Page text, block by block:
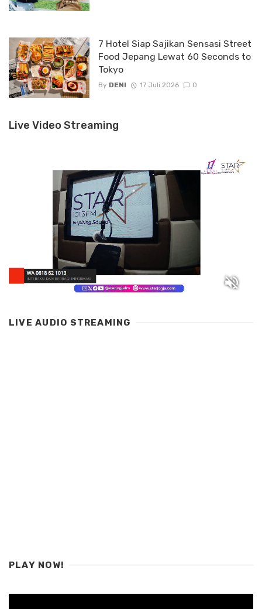
7 Hotel Siap Sajikan Sensasi Street
Food Jepang Lewat 60 Seconds to
Tokyo
By DENI 17 Juli 2026 0
Live Video Streaming
LIVE AUDIO STREAMING
PLAY NOW!